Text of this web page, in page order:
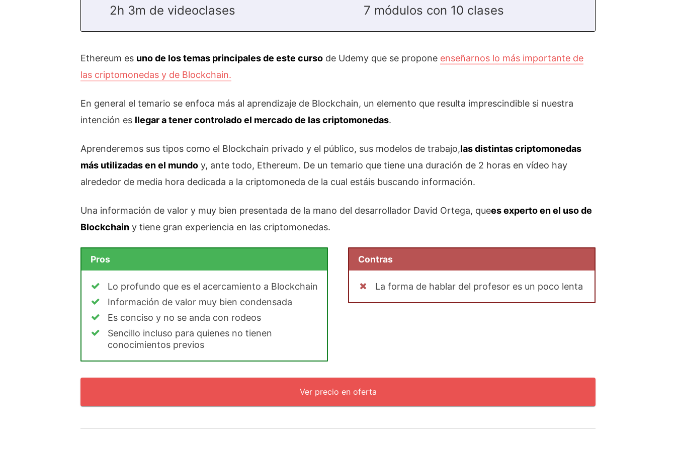
2h 3m de videoclases 7 módulos con 10 clases
Ethereum es uno de los temas principales de este curso de Udemy que se propone enseñarnos lo más importante de
las criptomonedas y de Blockchain.
En general el temario se enfoca más al aprendizaje de Blockchain, un elemento que resulta imprescindible si nuestra
intención es llegar a tener controlado el mercado de las criptomonedas.
Aprenderemos sus tipos como el Blockchain privado y el público, sus modelos de trabajo,las distintas criptomonedas
más utilizadas en el mundo y, ante todo, Ethereum. De un temario que tiene una duración de 2 horas en vídeo hay
alrededor de media hora dedicada a la criptomoneda de la cual estáis buscando información.
Una información de valor y muy bien presentada de la mano del desarrollador David Ortega, quees experto en el uso de
Blockchain y tiene gran experiencia en las criptomonedas.
Pros
Lo profundo que es el acercamiento a Blockchain
Información de valor muy bien condensada
Es conciso y no se anda con rodeos
Sencillo incluso para quienes no tienen
conocimientos previos
Contras
La forma de hablar del profesor es un poco lenta
Ver precio en oferta